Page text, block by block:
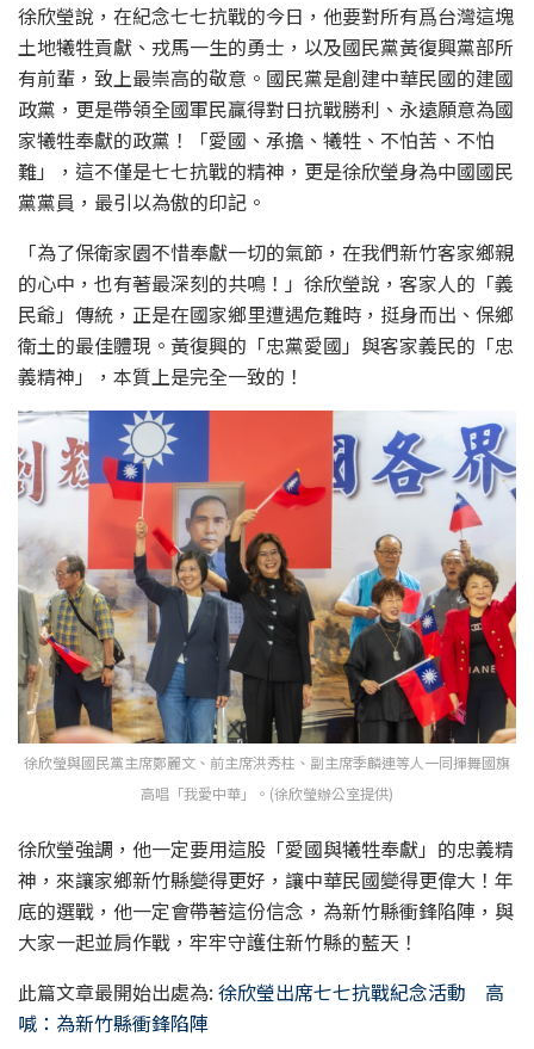
徐欣瑩說，在紀念七七抗戰的今日，他要對所有爲台灣這塊
土地犧牲貢獻、戎馬一生的勇士，以及國民黨黃復興黨部所
有前輩，致上最崇高的敬意。國民黨是創建中華民國的建國
政黨，更是帶領全國軍民贏得對日抗戰勝利、永遠願意為國
家犧牲奉獻的政黨！「愛國、承擔、犧牲、不怕苦、不怕
難」，這不僅是七七抗戰的精神，更是徐欣瑩身為中國國民
黨黨員，最引以為傲的印記。
「為了保衛家園不惜奉獻一切的氣節，在我們新竹客家鄉親
的心中，也有著最深刻的共鳴！」徐欣瑩說，客家人的「義
民爺」傳統，正是在國家鄉里遭遇危難時，挺身而出、保鄉
衛土的最佳體現。黃復興的「忠黨愛國」與客家義民的「忠
義精神」，本質上是完全一致的！
徐欣瑩與國民黨主席鄭麗文、前主席洪秀柱、副主席季麟連等人一同揮舞國旗
高唱「我愛中華」。(徐欣瑩辦公室提供)
徐欣瑩強調，他一定要用這股「愛國與犧牲奉獻」的忠義精
神，來讓家鄉新竹縣變得更好，讓中華民國變得更偉大！年
底的選戰，他一定會帶著這份信念，為新竹縣衝鋒陷陣，與
大家一起並肩作戰，牢牢守護住新竹縣的藍天！
此篇文章最開始出處為: 徐欣瑩出席七七抗戰紀念活動 高
喊：為新竹縣衝鋒陷陣